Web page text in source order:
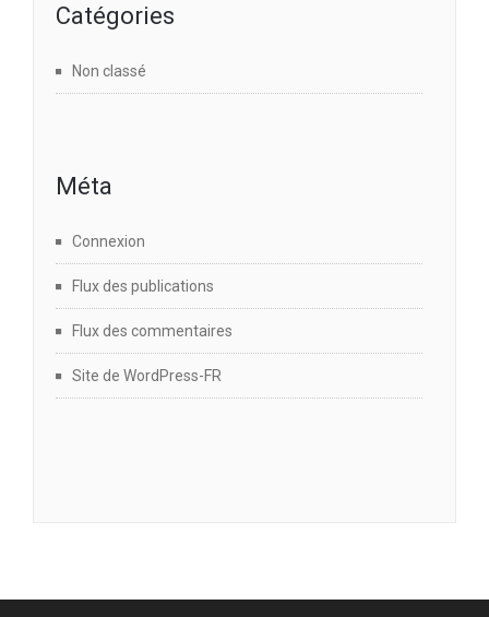
Catégories
Non classé
Méta
Connexion
Flux des publications
Flux des commentaires
Site de WordPress-FR